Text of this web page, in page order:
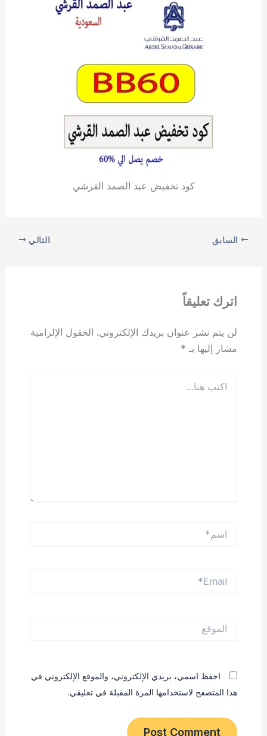
كود تخفيض عبد الصمد القرشي
السابق التالي
اترك تعليقاً
لن يتم نشر عنوان بريدك الإلكتروني. الحقول الإلزامية
مشار إليها بـ *
هنا...
احفظ اسمي، بريدي الإلكتروني، والموقع الإلكتروني في
هذا المتصفح لاستخدامها المرة المقبلة في تعليقي.